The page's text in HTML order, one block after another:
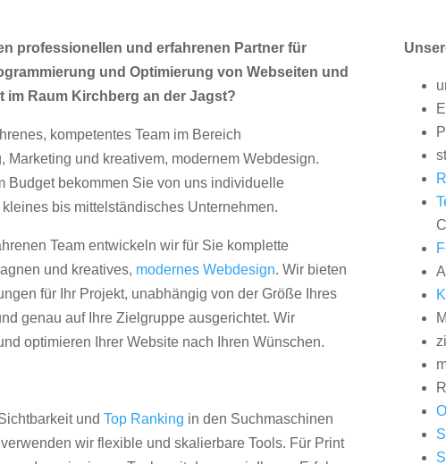
professionellen und erfahrenen Partner für
und Optimierung von Webseiten und
im Raum Kirchberg an der Jagst?
kompetentes Team im Bereich
Marketing und kreativem, modernem Webdesign.
Budget bekommen Sie von uns individuelle
kleines bis mittelständisches Unternehmen.
Team entwickeln wir für Sie komplette
und kreatives, modernes Webdesign. Wir bieten
für Ihr Projekt, unabhängig von der Größe Ihres
genau auf Ihre Zielgruppe ausgerichtet. Wir
optimieren Ihrer Website nach Ihren Wünschen.
undTop Ranking in den Suchmaschinen
wir flexible und skalierbare Tools. Für Print